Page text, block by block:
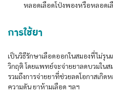
หลอดเลือดโป่งพองหรือหลอด
การใช้ยา
เป็นวิธีรักษาเลือดออกในสมองที่ไม่รุน
วิกฤติ โดยแพทย์จะจ่ายยาลดบวมในส
รวมถึงการจ่ายยาที่ช่วยลดโอกาสเกิด
ความดัน ยาห้ามเลือด ฯลฯ